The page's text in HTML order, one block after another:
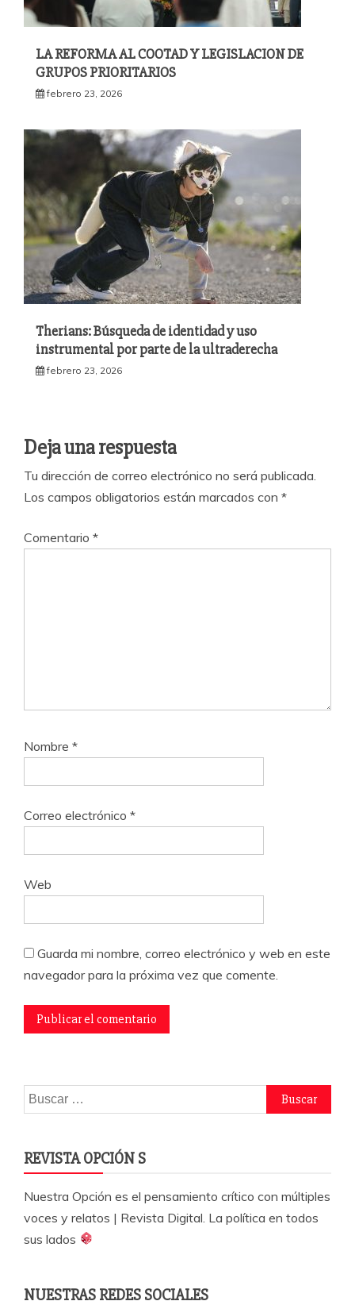
LA REFORMA AL COOTAD Y LEGISLACION DE
GRUPOS PRIORITARIOS
febrero 23, 2026
Therians: Búsqueda de identidad y uso
instrumental por parte de la ultraderecha
febrero 23, 2026
Deja una respuesta
Tu dirección de correo electrónico no será publicada.
Los campos obligatorios están marcados con *
Comentario *
Nombre *
Correo electrónico *
Web
Guarda mi nombre, correo electrónico y web en este
navegador para la próxima vez que comente.
Buscar:
REVISTA OPCIÓN S
Nuestra Opción es el pensamiento crítico con múltiples
voces y relatos | Revista Digital. La política en todos
sus lados
NUESTRAS REDES SOCIALES